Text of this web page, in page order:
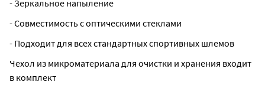
- Зеркальное напыление
- Совместимость с оптическими стеклами
- Подходит для всех стандартных спортивных шлемов
Чехол из микроматериала для очистки и хранения входит
в комплект